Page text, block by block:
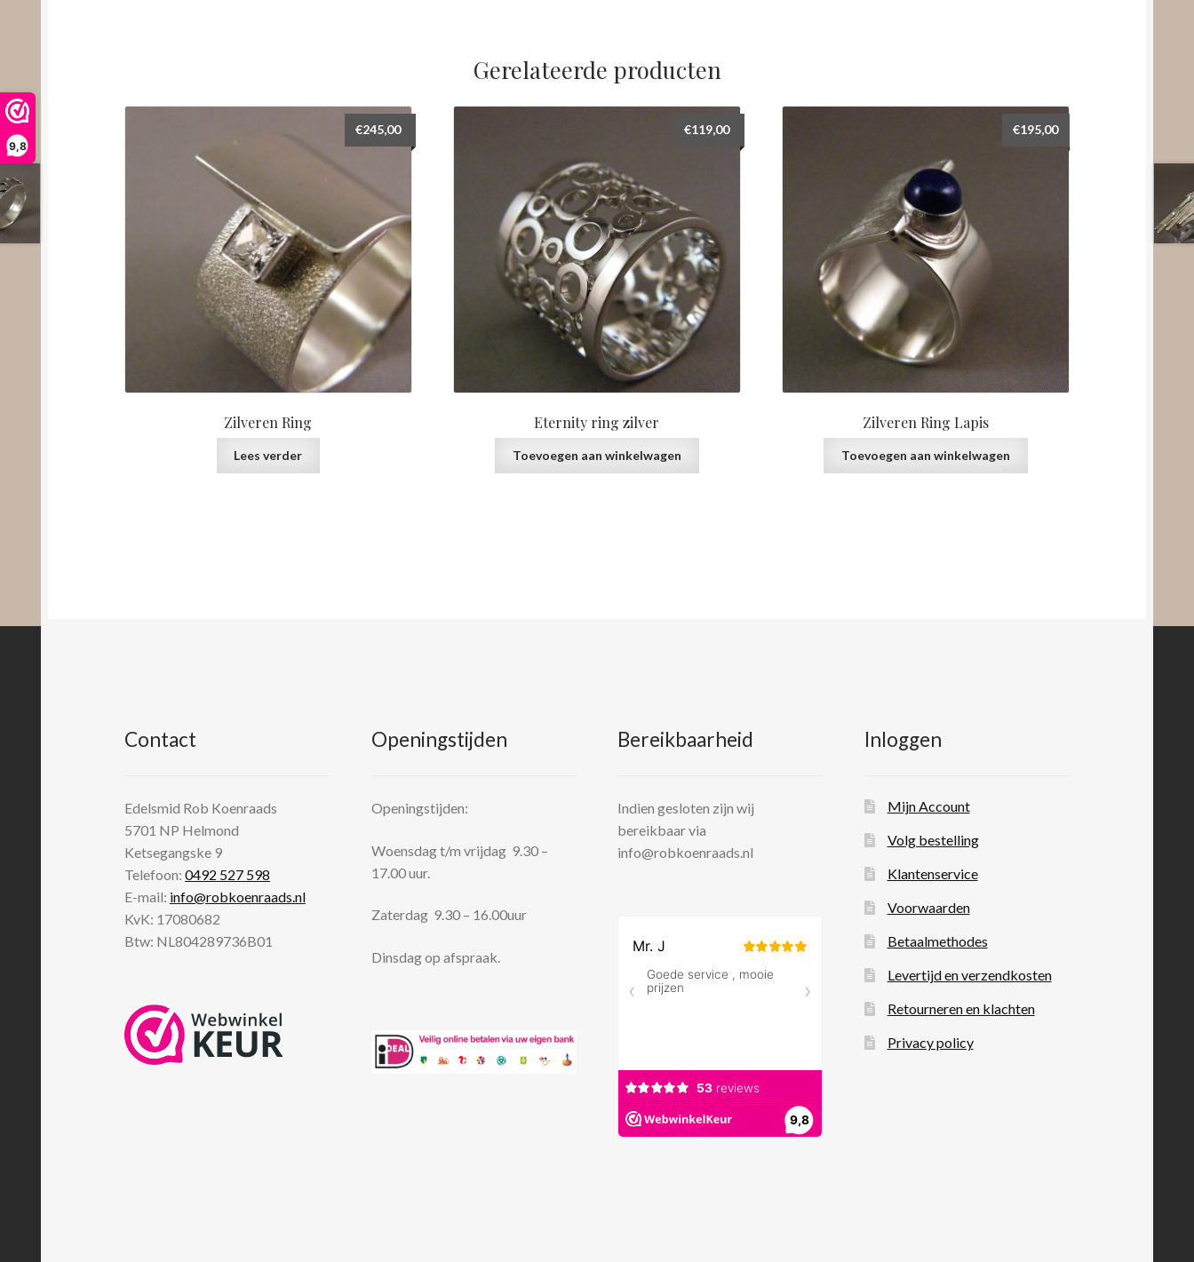
9,8
Gerelateerde producten
Zilveren Ring
€245,00
Lees verder
Eternity ring zilver
€119,00
Toevoegen aan winkelwagen
Zilveren Ring Lapis
€195,00
Toevoegen aan winkelwagen
Contact
Edelsmid Rob Koenraads
5701 NP Helmond
Ketsegangske 9
Telefoon:0492 527 598
E-mail: info@robkoenraads.nl
KvK: 17080682
Btw: NL804289736B01
Openingstijden
Openingstijden:
Woensdag t/m vrijdag 9.30 –
17.00 uur.
Zaterdag 9.30 – 16.00uur
Dinsdag op afspraak.
Bereikbaarheid
Indien gesloten zijn wij
bereikbaar via
info@robkoenraads.nl
Inloggen
Mijn Account
Volg bestelling
Klantenservice
Voorwaarden
Betaalmethodes
Levertijd en verzendkosten
Retourneren en klachten
Privacy policy